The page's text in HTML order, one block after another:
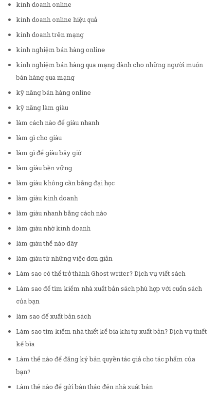
kinh doanh online
kinh doanh online hiệu quả
kinh doanh trên mạng
kinh nghiệm bán hàng online
kinh nghiệm bán hàng qua mạng dành cho những người muốn
bán hàng qua mạng
kỹ năng bán hàng online
kỹ năng làm giàu
làm cách nào để giàu nhanh
làm gì cho giàu
làm gì để giàu bây giờ
làm giàu bền vững
làm giàu không cần bằng đại học
làm giàu kinh doanh
làm giàu nhanh bằng cách nào
làm giàu nhờ kinh doanh
làm giàu thế nào đây
làm giàu từ những việc đơn giản
Làm sao có thể trở thành Ghost writer? Dịch vụ viết sách
Làm sao để tìm kiếm nhà xuất bản sách phù hợp với cuốn sách
của bạn
làm sao để xuất bản sách
Làm sao tìm kiếm nhà thiết kế bìa khi tự xuất bản? Dịch vụ thiết
kế bìa
Làm thế nào để đăng ký bản quyền tác giả cho tác phẩm của
bạn?
Làm thế nào để gửi bản thảo đến nhà xuất bản